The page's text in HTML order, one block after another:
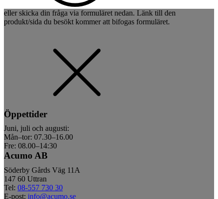
eller skicka din fråga via formuläret nedan. Länk till den
produkt/sida du besökt kommer att bifogas formuläret.
Öppettider
Juni, juli och augusti:
Mån–tor: 07.30–16.00
Fre: 08.00–14:30
Acumo AB
Söderby Gårds Väg 11A
147 60 Uttran
Tel: 08-557 730 30
E-post: info@acumo.se